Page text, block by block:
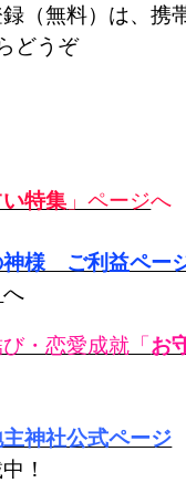
（無料）は、携
どうぞ
い特集 」ページへ
神様 ご利益ペー
へ
・恋愛成就「お
神社公式ページ
！